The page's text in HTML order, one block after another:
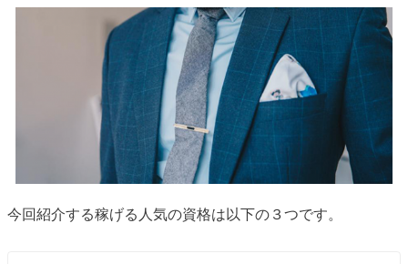
今回紹介する稼げる人気の資格は以下の３つです。